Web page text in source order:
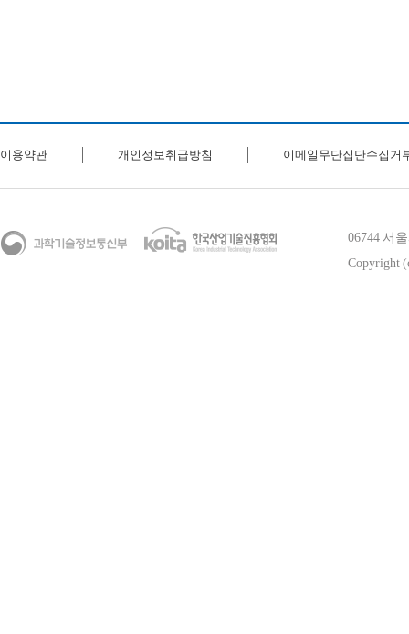
이용약관 개인정보취급방침 이메일무단집단수집거
06744 서
Copyright